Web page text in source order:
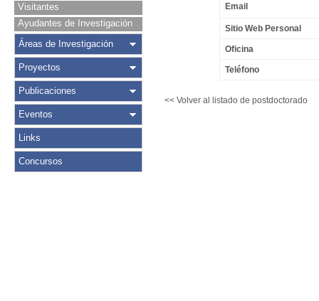
Visitantes
Ayudantes de Investigación
Áreas de Investigación
Proyectos
Publicaciones
Eventos
Links
Concursos
Email
Sitio Web Personal
Oficina
Teléfono
<< Volver al listado de postdoctorado